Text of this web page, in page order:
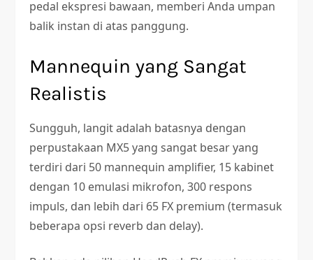
pedal ekspresi bawaan, memberi Anda umpan
balik instan di atas panggung.
Mannequin yang Sangat
Realistis
Sungguh, langit adalah batasnya dengan
perpustakaan MX5 yang sangat besar yang
terdiri dari 50 mannequin amplifier, 15 kabinet
dengan 10 emulasi mikrofon, 300 respons
impuls, dan lebih dari 65 FX premium (termasuk
beberapa opsi reverb dan delay).